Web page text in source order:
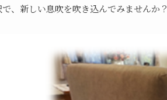
、新しい息吹を吹き込んでみませんか？